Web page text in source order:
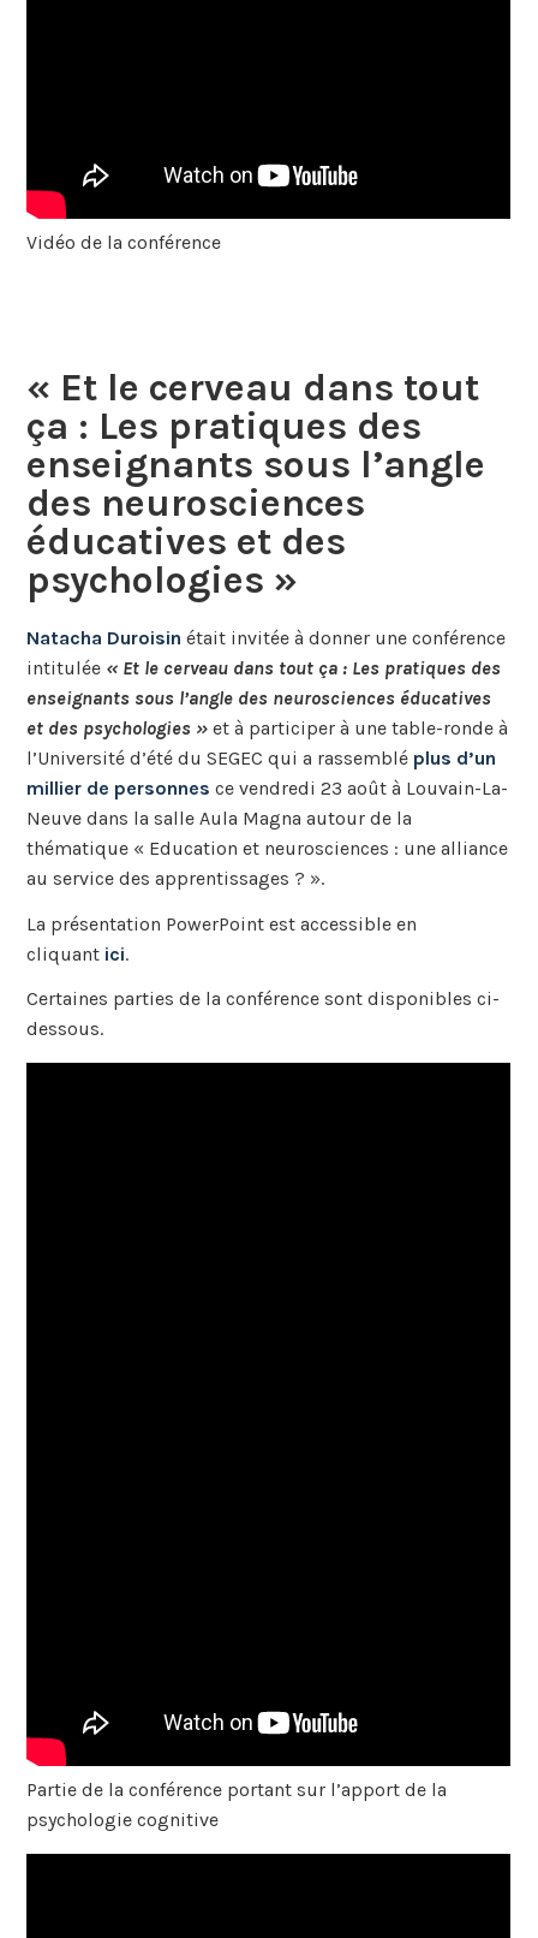
Vidéo de la conférence
« Et le cerveau dans tout
ça : Les pratiques des
enseignants sous l’angle
des neurosciences
éducatives et des
psychologies »
Natacha Duroisin était invitée à donner une conférence
intitulée « Et le cerveau dans tout ça : Les pratiques des
enseignants sous l’angle des neurosciences éducatives
et des psychologies » et à participer à une table-ronde à
l’Université d’été du SEGEC qui a rassemblé plus d’un
millier de personnes ce vendredi 23 août à Louvain-La-
Neuve dans la salle Aula Magna autour de la
thématique « Education et neurosciences : une alliance
au service des apprentissages ? ».
La présentation PowerPoint est accessible en
cliquant ici.
Certaines parties de la conférence sont disponibles ci-
dessous.
Partie de la conférence portant sur l’apport de la
psychologie cognitive